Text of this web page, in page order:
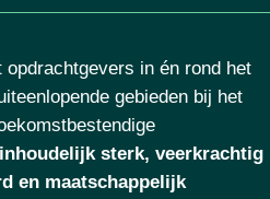
opdrachtgevers in én rond het
gebieden bij het
inhoudelijk sterk, veerkrachtig
en maatschappelijk